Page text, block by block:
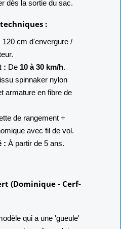
dès la sortie du sac.
:
120 cm d'envergure /
: De 10 à 30 km/h.
spinnaker nylon
armature en fibre de
de rangement +
avec fil de vol.
: À partir de 5 ans.
(Dominique - Cerf-
qui a une 'gueule'